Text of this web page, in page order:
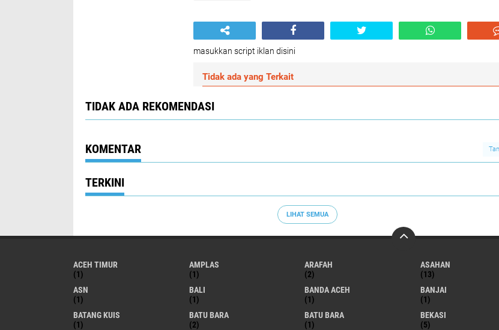
masukkan script iklan disini
Tidak ada yang Terkait
TIDAK ADA REKOMENDASI
KOMENTAR
TERKINI
LIHAT SEMUA
ACEH TIMUR
(1)
AMPLAS
(1)
ARAFAH
(2)
ASAHAN
(13)
ASN
(1)
BALI
(1)
BANDA ACEH
(1)
BANJAI
(1)
BATANG KUIS
(1)
BATU BARA
(2)
BATU BARA
(1)
BEKASI
(5)